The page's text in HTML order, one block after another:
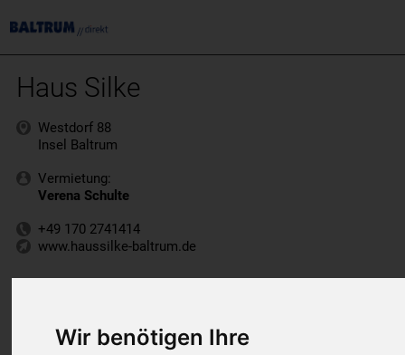
Wir benötigen Ihre
Haus Silke
Westdorf 88
Insel Baltrum
Vermietung:
Verena Schulte
+49 170 2741414
www.haussilke-baltrum.de